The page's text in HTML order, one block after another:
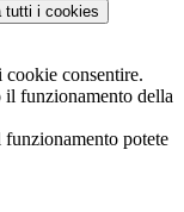
tutti i cookies
cookie consentire.
il funzionamento della
funzionamento potete